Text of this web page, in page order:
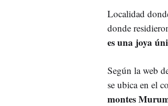
Localidad
donde
es una joya
Según la web
se ubica en el
montes